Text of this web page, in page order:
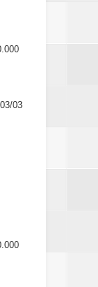
03/03